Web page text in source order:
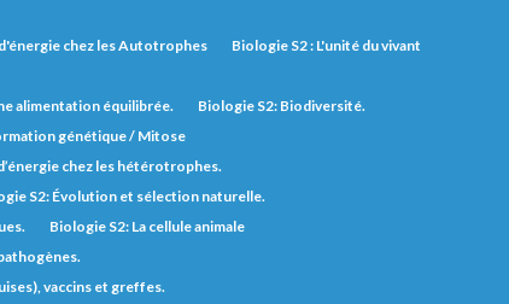
chez les Autotrophes
Biologie S2 : L'unité du vivant
alimentation équilibrée.
Biologie S2: Biodiversité.
génétique / Mitose
chez les hétérotrophes.
S2: Évolution et sélection naturelle.
Biologie S2: La cellule animale
vaccins et greffes.